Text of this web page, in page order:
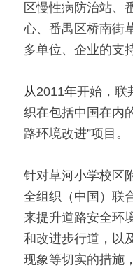
区慢性病防治站、
心、番禺区桥南街
多单位、企业的支
从2011年开始，联
织在包括中国在内
路环境改进”项目。
针对草河小学校区
全组织（中国）联
来提升道路安全环
和改进步行道，以
现象等切实的措施